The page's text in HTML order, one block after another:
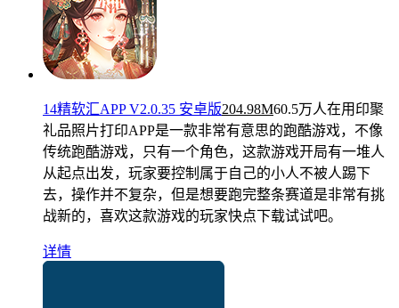
14精软汇APP V2.0.35 安卓版204.98M60.5万人在用 印聚
礼品照片打印APP是一款非常有意思的跑酷游戏，不像
传统跑酷游戏，只有一个角色，这款游戏开局有一堆人
从起点出发，玩家要控制属于自己的小人不被人踢下
去，操作并不复杂，但是想要跑完整条赛道是非常有挑
战新的，喜欢这款游戏的玩家快点下载试试吧。
详情